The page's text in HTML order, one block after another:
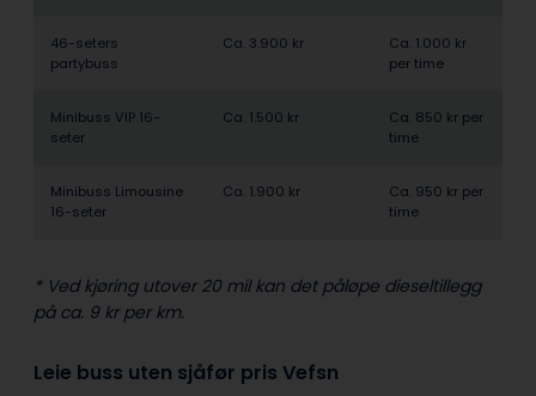
46-seters
partybuss
Ca. 3.900 kr
Ca. 1.000 kr
per time
Minibuss VIP 16-
seter
Ca. 1.500 kr
Ca. 850 kr per
time
Minibuss Limousine
16-seter
Ca. 1.900 kr
Ca. 950 kr per
time
* Ved kjøring utover 20 mil kan det påløpe dieseltillegg
på ca. 9 kr per km.
Leie buss uten sjåfør pris Vefsn